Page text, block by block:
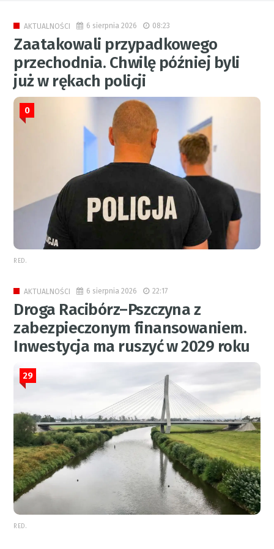
AKTUALNOŚCI 6 sierpnia 2026 08:23
Zaatakowali przypadkowego
przechodnia. Chwilę później byli
już w rękach policji
0
RED.
AKTUALNOŚCI 6 sierpnia 2026 22:17
Droga Racibórz–Pszczyna z
zabezpieczonym finansowaniem.
Inwestycja ma ruszyć w 2029 roku
29
RED.